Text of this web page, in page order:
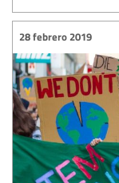
28 febrero 2019